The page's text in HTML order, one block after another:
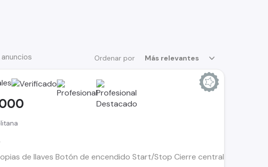
Ordenar por Más relevantes
de llaves Botón de encendido Start/Stop Cierre centralizado